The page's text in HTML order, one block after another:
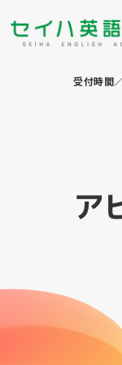
受付時間
ア